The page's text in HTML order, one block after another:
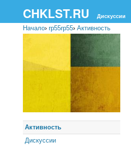
CHKLST.RU Дискуссии
Начало› rp55rp55› Активность
Активность
Дискуссии